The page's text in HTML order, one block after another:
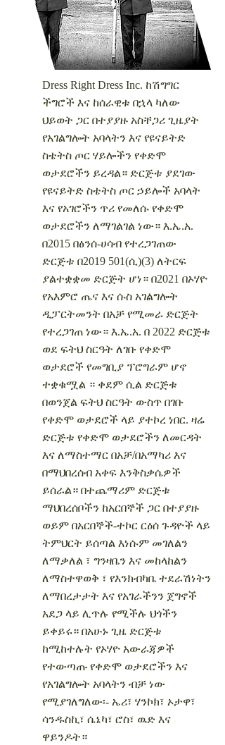
Dress Right Dress Inc. ከሽግግር
ችግሮች እና ከሰራዊቱ በኋላ ካለው
ህይወት ጋር በተያያዙ አስቸጋሪ ጊዜያት
የአገልግሎት አባላትን እና የዩናይትድ
ስቴትስ ጦር ሃይሎችን የቀድሞ
ወታደሮችን ይረዳል። ድርጅቱ ያደገው
የዩናይትድ ስቴትስ ጦር ኃይሎች አባላት
እና የአገሮችን ጥሪ የመለሱ የቀድሞ
ወታደሮችን ለማገልገል ነው። እ.ኤ.አ.
በ2015 በፅንሰ-ሀሳብ የተረጋገጠው
ድርጅቱ በ2019 501(ሲ)(3) ለትርፍ
ያልተቋቋመ ድርጅት ሆነ። በ2021 በኦሃዮ
የአእምሮ ጤና እና ሱስ አገልግሎት
ዲፓርትመንት በአቻ የሚመራ ድርጅት
የተረጋገጠ ነው። እ.ኤ.አ. በ 2022 ድርጅቱ
ወደ ፍትህ ስርዓት ለገቡ የቀድሞ
ወታደሮች የመግቢያ ፕሮግራም ሆኖ
ተቋቁሟል ። ቀደም ሲል ድርጅቱ
በወንጀል ፍትህ ስርዓት ውስጥ በገቡ
የቀድሞ ወታደሮች ላይ ያተኮረ ነበር. ዛሬ
ድርጅቱ የቀድሞ ወታደሮችን ለመርዳት
እና ለማስተማር በአቻ/በአማካሪ እና
በማህበረሰብ አቀፍ እንቅስቃሴዎች
ይሰራል። በተጨማሪም ድርጅቱ
ማህበረሰቦችን ከአርበኞች ጋር በተያያዙ
ወይም በአርበኞች-ተኮር ርዕሰ ጉዳዮች ላይ
ትምህርት ይሰጣል እነሱም መገለልን
ለማቃለል ፣ ግንዛቤን እና መከላከልን
ለማስተዋወቅ ፣ የእንክብካቤ ተደራሽነትን
ለማበረታታት እና የአገራችንን ጀግኖች
አደጋ ላይ ሊጥሉ የሚችሉ ህጎችን
ይቀይሩ። በአሁኑ ጊዜ ድርጅቱ
ከሚከተሉት የኦሃዮ አውራጃዎች
የተውጣጡ የቀድሞ ወታደሮችን እና
የአገልግሎት አባላትን ብቻ ነው
የሚያገለግለው፡- ኤሪ፣ ሃንኮክ፣ ኦታዋ፣
ሳንዱስኪ፣ ሴኔካ፣ ሮስ፣ ዉድ እና
ዋይንዶት።